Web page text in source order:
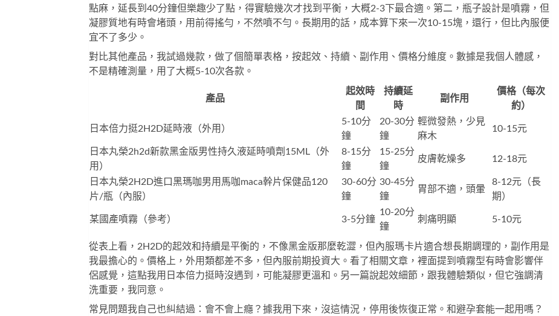
點麻，延長到40分鐘但樂趣少了點，得實驗幾次才找到平衡，大概2-3下最合適。第二，瓶子設計是噴霧，但
凝膠質地有時會堵頭，用前得搖勻，不然噴不勻。長期用的話，成本算下來一次10-15塊，還行，但比內服便
宜不了多少。
對比其他產品，我試過幾款，做了個簡單表格，按起效、持續、副作用、價格分維度。數據是我個人體感，
不是精確測量，用了大概5-10次各款。
產品
起效時
間
持續延
時
副作用
價格（每次
約）
日本倍力挺2H2D延時液 （外用）
5-10分
鐘
20-30分
鐘
輕微發熱，少見
麻木
10-15元
日本丸榮2h2d新款黑金版男性持久液延時噴劑15ML （外
用）
8-15分
鐘
15-25分
鐘
皮膚乾燥多 12-18元
日本丸榮2H2D進口黑瑪咖男用馬咖maca幹片保健品120
片/瓶 （內服）
30-60分
鐘
30-45分
鐘
胃部不適，頭暈
8-12元（長
期）
某國產噴霧（參考） 3-5分鐘
10-20分
鐘
刺痛明顯 5-10元
從表上看，2H2D的起效和持續是平衡的，不像黑金版那麼乾澀，但內服瑪卡片適合想長期調理的，副作用是
我最擔心的。價格上，外用類都差不多，但內服前期投資大。看了相關文章，裡面提到噴霧型有時會影響伴
侶感覺，這點我用日本倍力挺時沒遇到，可能凝膠更溫和。另一篇說起效細節，跟我體驗類似，但它強調清
洗重要，我同意。
常見問題我自己也糾結過：會不會上癮？據我用下來，沒這情況，停用後恢復正常。和避孕套能一起用嗎？